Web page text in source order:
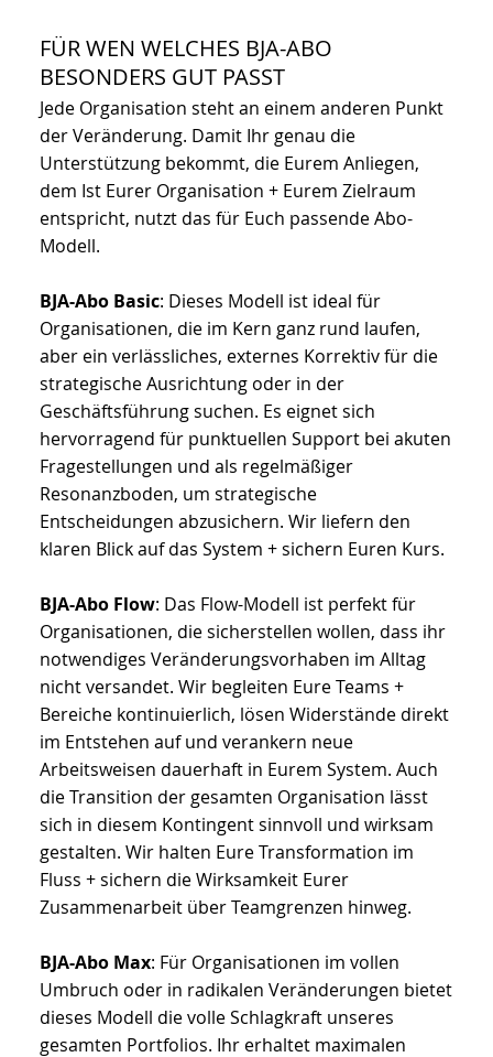
FÜR WEN WELCHES BJA-ABO
BESONDERS GUT PASST
Jede Organisation steht an einem anderen Punkt
der Veränderung. Damit Ihr genau die
Unterstützung bekommt, die Eurem Anliegen,
dem Ist Eurer Organisation + Eurem Zielraum
entspricht, nutzt das für Euch passende Abo-
Modell.
BJA-Abo Basic: Dieses Modell ist ideal für
Organisationen, die im Kern ganz rund laufen,
aber ein verlässliches, externes Korrektiv für die
strategische Ausrichtung oder in der
Geschäftsführung suchen. Es eignet sich
hervorragend für punktuellen Support bei akuten
Fragestellungen und als regelmäßiger
Resonanzboden, um strategische
Entscheidungen abzusichern. Wir liefern den
klaren Blick auf das System + sichern Euren Kurs.
BJA-Abo Flow: Das Flow-Modell ist perfekt für
Organisationen, die sicherstellen wollen, dass ihr
notwendiges Veränderungsvorhaben im Alltag
nicht versandet. Wir begleiten Eure Teams +
Bereiche kontinuierlich, lösen Widerstände direkt
im Entstehen auf und verankern neue
Arbeitsweisen dauerhaft in Eurem System. Auch
die Transition der gesamten Organisation lässt
sich in diesem Kontingent sinnvoll und wirksam
gestalten. Wir halten Eure Transformation im
Fluss + sichern die Wirksamkeit Eurer
Zusammenarbeit über Teamgrenzen hinweg.
BJA-Abo Max: Für Organisationen im vollen
Umbruch oder in radikalen Veränderungen bietet
dieses Modell die volle Schlagkraft unseres
gesamten Portfolios. Ihr erhaltet maximalen